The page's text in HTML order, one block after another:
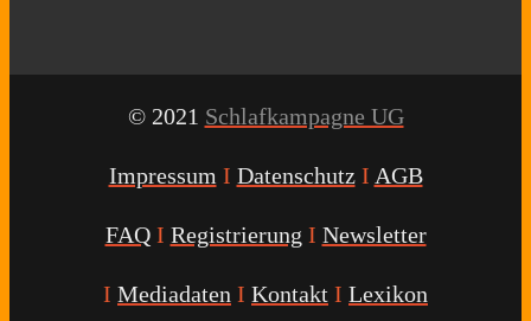
© 2021 Schlafkampagne UG
Impressum I Datenschutz I AGB
FAQ I Registrierung I Newsletter
I Mediadaten I Kontakt I Lexikon